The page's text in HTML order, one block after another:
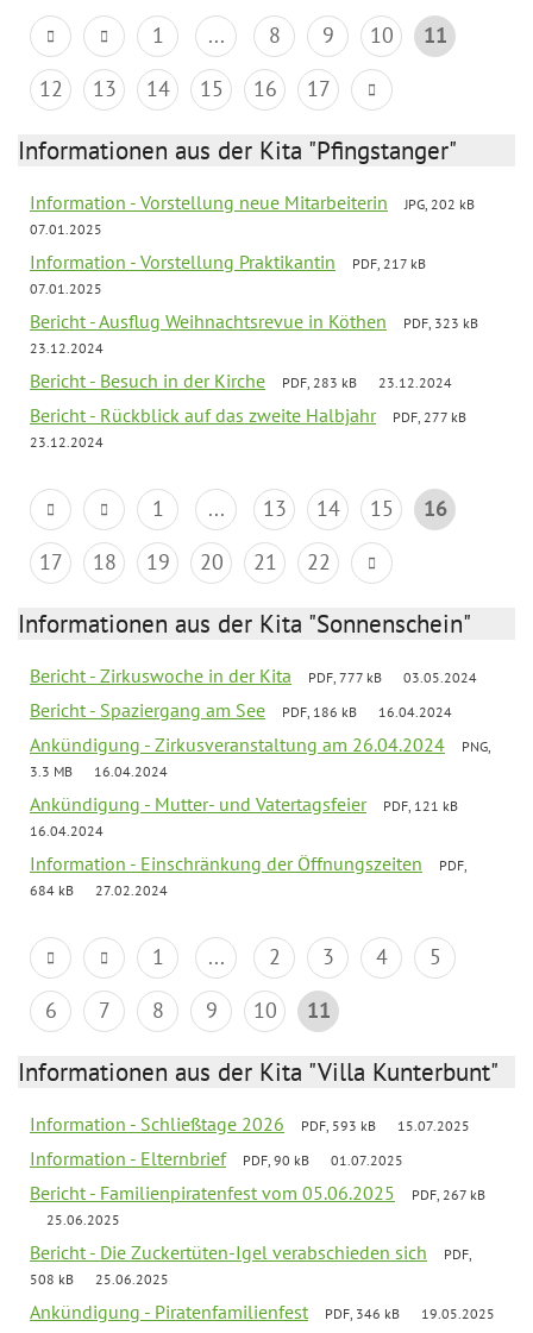
1 ... 8 9 10
11
12
13 14 15 16 17
Informationen aus der Kita "Pfingstanger"
Information - Vorstellung neue Mitarbeiterin
JPG, 202 kB
07.01.2025
Information - Vorstellung Praktikantin
PDF, 217 kB
07.01.2025
Bericht - Ausflug Weihnachtsrevue in Köthen
PDF, 323 kB
23.12.2024
Bericht - Besuch in der Kirche PDF, 283 kB 23.12.2024
Bericht - Rückblick auf das zweite Halbjahr
PDF, 277 kB
23.12.2024
1 ... 13 14 15
16
17
18 19 20 21 22
Informationen aus der Kita "Sonnenschein"
Bericht - Zirkuswoche in der Kita PDF, 777 kB 03.05.2024
Bericht - Spaziergang am See PDF, 186 kB 16.04.2024
Ankündigung - Zirkusveranstaltung am 26.04.2024
PNG,
3.3 MB
16.04.2024
Ankündigung - Mutter- und Vatertagsfeier
PDF, 121 kB
16.04.2024
Information - Einschränkung der Öffnungszeiten
PDF,
684 kB
27.02.2024
1 ... 2 3 4
5
6
7 8 9 10 11
Informationen aus der Kita "Villa Kunterbunt"
Information - Schließtage 2026 PDF, 593 kB 15.07.2025
Information - Elternbrief PDF, 90 kB 01.07.2025
Bericht - Familienpiratenfest vom 05.06.2025
PDF, 267 kB
25.06.2025
Bericht - Die Zuckertüten-Igel verabschieden sich
PDF,
508 kB
25.06.2025
Ankündigung - Piratenfamilienfest PDF, 346 kB 19.05.2025